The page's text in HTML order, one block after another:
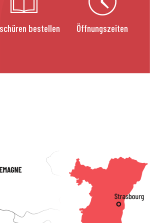
bestellen Öffnungszeiten